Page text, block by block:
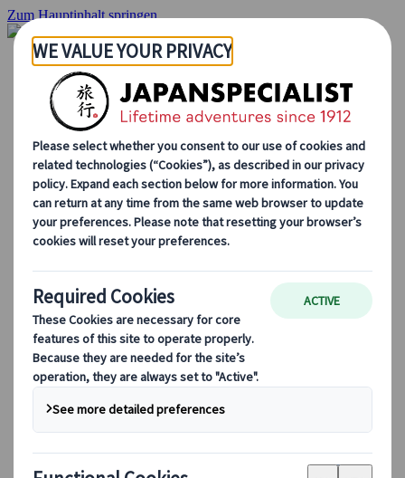
Zum Hauptinhalt springen
Startseite
Rundreisen
Individuelle Reisen
Gruppenreisen
Selbstfahrerreisen
Ausflüge
Maßgeschneiderte Gruppenreisen
Japan Rail Pass
Wie wir arbeiten
Über uns
Treffen Sie unser Team
Werden Sie Teil unseres Teams
Saisonale Reisetipps
Highlights des Reiseziels
Kulturelle Einblicke
Kulinarische Erlebnisse
Entdecke Japan mit dem Zug
Häufig gestellte Fragen
Wichtige Informationen
Etikette in Japan
Autofahren in Japan
Bei uns buchen
Japan Rail Pass
Unterkunft
Online-Beratung